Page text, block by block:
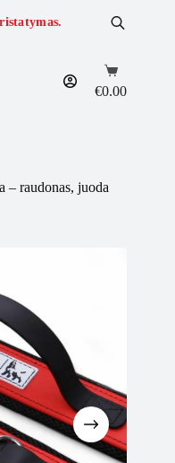
Shopping
cart
€0.00
– raudonas, juoda